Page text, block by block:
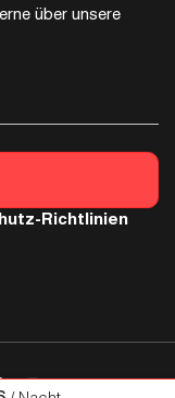
über unsere
Richtlinien